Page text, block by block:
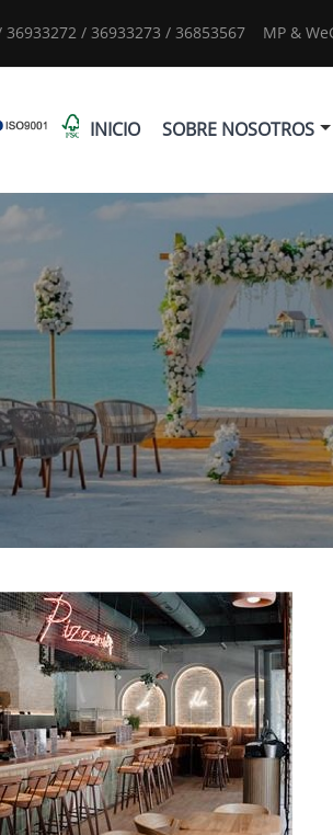
/ 36933273 / 36853567 MP &
INICIO SOBRE NOSOTROS